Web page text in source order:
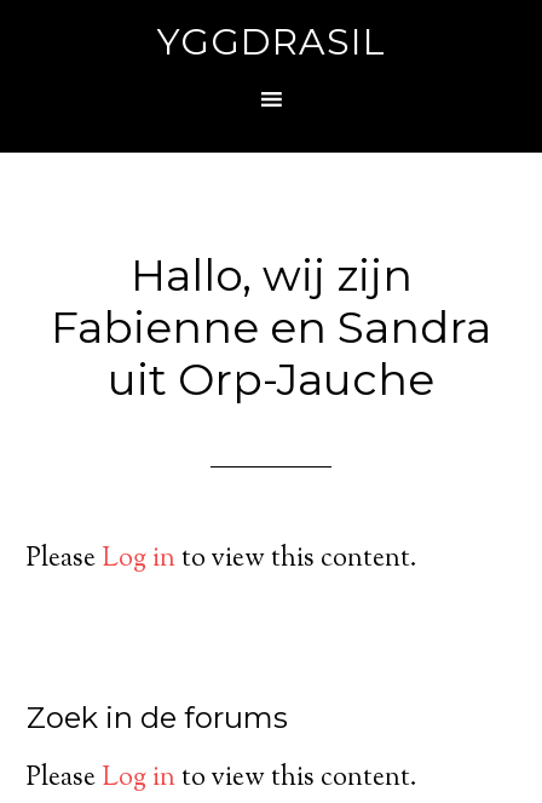
YGGDRASIL
Hallo, wij zijn
Fabienne en Sandra
uit Orp-Jauche
PleaseLog into view this content.
Zoek in de forums
PleaseLog into view this content.